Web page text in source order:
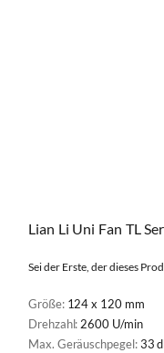
Lian Li Uni Fan TL
Sei der Erste, der dieses
Größe: 124 x 120 mm
Drehzahl: 2600 U/min
Max. Geräuschpegel:33